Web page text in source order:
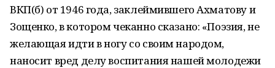
ВКП(б) от 1946 года, заклеймившего Ахматову и
Зощенко, в котором чеканно сказано: «Поэзия, не
желающая идти в ногу со своим народом,
наносит вред делу воспитания нашей молодежи